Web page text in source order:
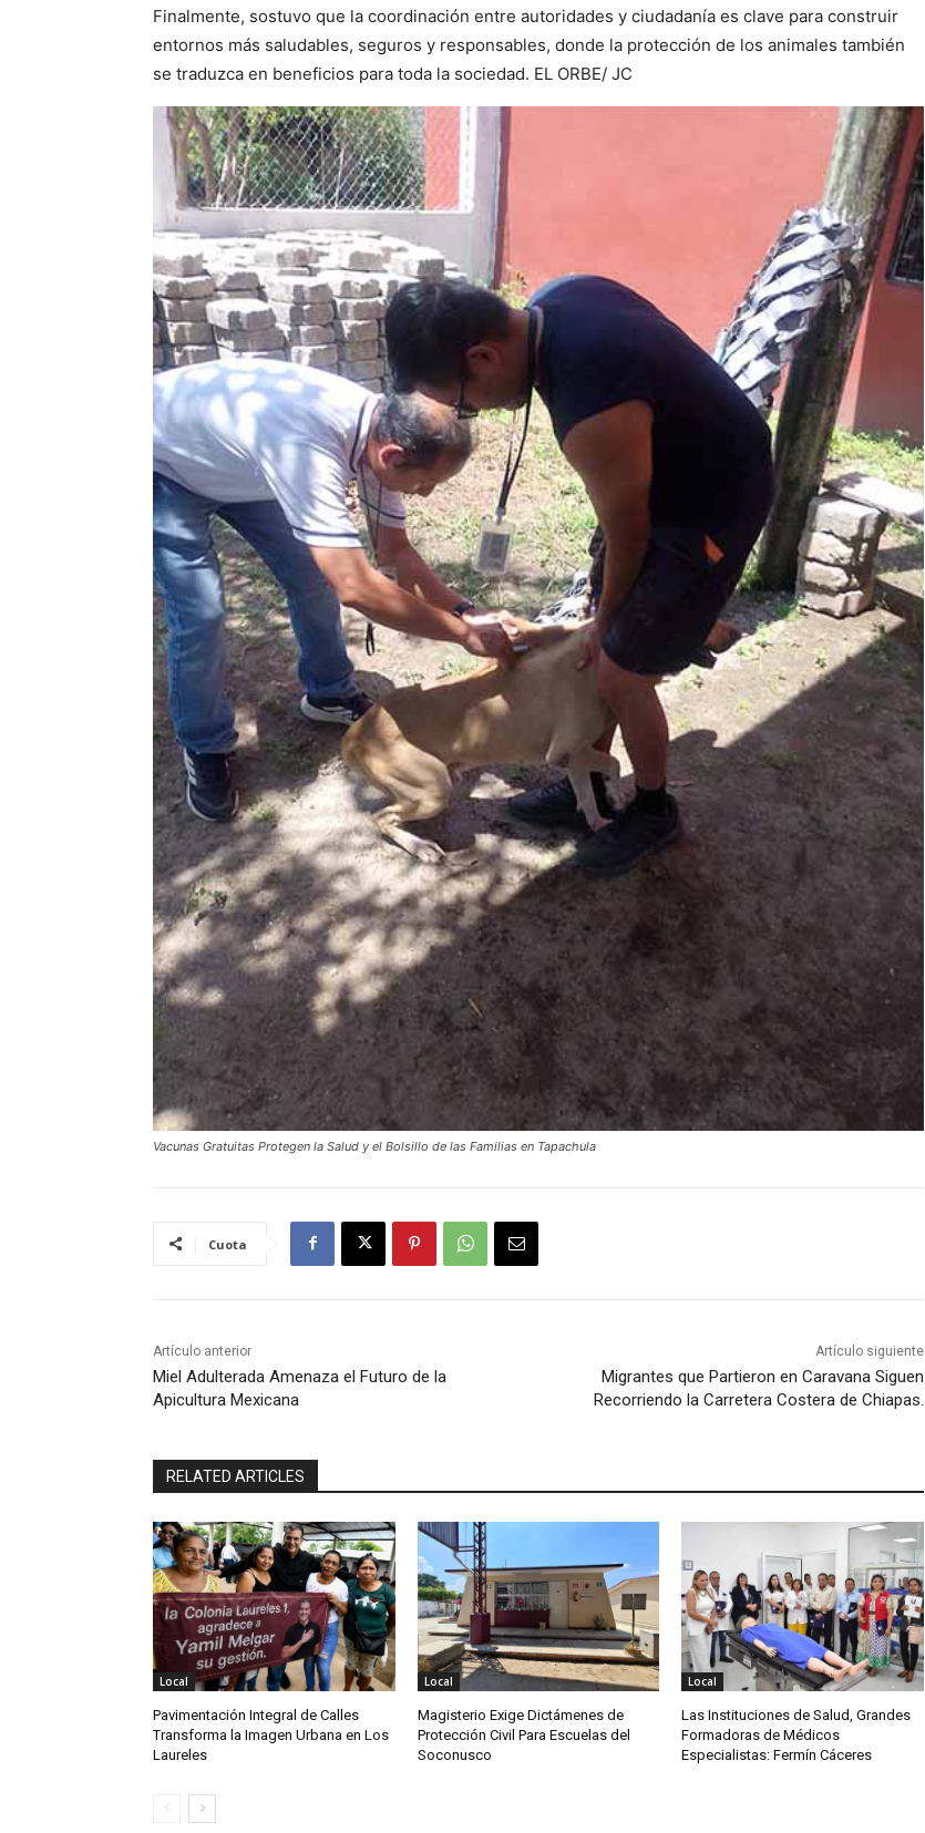
Finalmente, sostuvo que la coordinación entre autoridades y ciudadanía es clave para construir
entornos más saludables, seguros y responsables, donde la protección de los animales también
se traduzca en beneficios para toda la sociedad. EL ORBE/ JC
Vacunas Gratuitas Protegen la Salud y el Bolsillo de las Familias en Tapachula
Cuota
Artículo anterior
Miel Adulterada Amenaza el Futuro de la
Apicultura Mexicana
Artículo siguiente
Migrantes que Partieron en Caravana Siguen
Recorriendo la Carretera Costera de Chiapas.
RELATED ARTICLES
Local
Pavimentación Integral de Calles
Transforma la Imagen Urbana en Los
Laureles
Local
Magisterio Exige Dictámenes de
Protección Civil Para Escuelas del
Soconusco
Local
Las Instituciones de Salud, Grandes
Formadoras de Médicos
Especialistas: Fermín Cáceres